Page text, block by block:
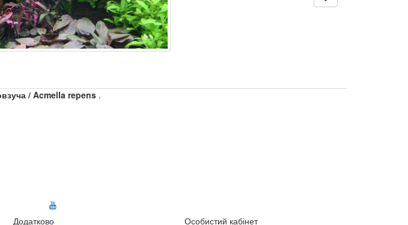
/ Acmella repens.
Додатково Особистий кабінет